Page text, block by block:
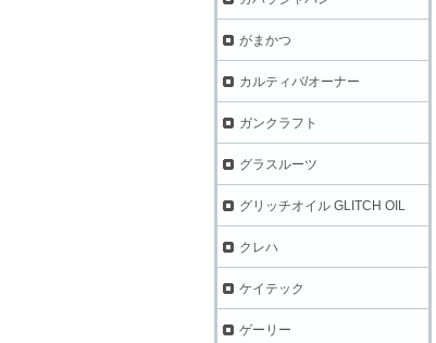
がまかつ
カルティバ/オーナー
ガンクラフト
グラスルーツ
グリッチオイル GLITCH OIL
クレハ
ケイテック
ゲーリー